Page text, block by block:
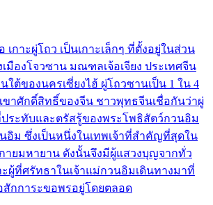
เกาะผู่โถว เป็นเกาะเล็กๆ ที่ตั้งอยู่ในส่วน
มืองโจวซาน มณฑลเจ้อเจียง ประเทศจีน
ใต้ของนครเซี่ยงไฮ้ ผู่โถวซานเป็น 1 ใน 4
าศักดิ์สิทธิ์ของจีน ชาวพุทธจีนเชื่อกันว่าผู่
ระทับและตรัสรู้ของพระโพธิสัตว์กวนอิม
อิม ซึ่งเป็นหนึ่งในเทพเจ้าที่สำคัญที่สุดใน
ยมหายาน ดังนั้นจึงมีผู้แสวงบุญจากทั่ว
ะผู้ที่ศรัทธาในเจ้าแม่กวนอิมเดินทางมาที่
สักการะขอพรอยู่โดยตลอด